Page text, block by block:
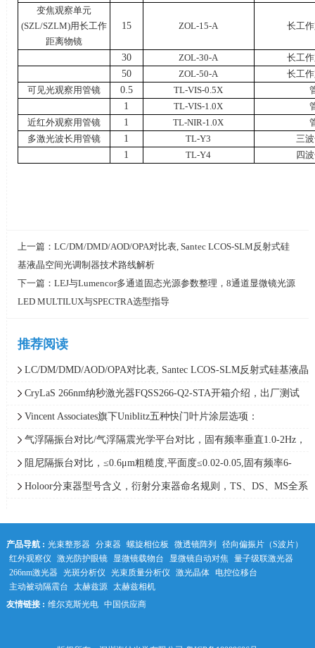
变焦观察单元
(SZL/SZLM)用长工作
距离物镜
15 ZOL-15-A 长工
30 ZOL-30-A
长工
50
ZOL-50-A
长工
可见光观察用管镜
0.5 TL-VIS-0.5X
1
TL-VIS-1.0X
近红外观察用管镜
1 TL-NIR-1.0X
多激光波长用管镜
1 TL-Y3
三
1
TL-Y4 四
上一篇： LC/DM/DMD/AOD/OPA对比表, Santec LCOS-SLM反射式硅
基液晶空间光调制器技术路线解析
下一篇： LEJ与Lumencor多通道固态光源参数整理，8通道显微镜光源
LED MULTILUX与SPECTRA选型指导
推荐阅读
LC/DM/DMD/AOD/OPA对比表, Santec LCOS-SLM反射式硅基液晶
空间光调制器技术路线解析
CryLaS 266nm纳秒激光器FQSS266-Q2-STA开箱介绍，出厂测试
报告、现场交付验收
Vincent Associates旗下Uniblitz五种快门叶片涂层选项：
T/Z/ZM/C/P，涵盖吸收、高反等解决方案
气浮隔振台对比/气浮隔震光学平台对比，固有频率垂直1.0-2Hz，
水平1.0-1.7Hz，隔振效率高达98%
阻尼隔振台对比，≤0.6μm粗糙度,平面度≤0.02-0.05,固有频率6-
10Hz/4-8Hz等阻尼隔振光学平台参数
Holoor分束器型号含义，衍射分束器命名规则，TS、DS、MS全系
产品导航 : 光束整形器 分束器 螺旋相位板 微透镜阵列
径向偏振片（S波片）
红外观察仪
激光防护眼镜 显微镜载物台 显微镜自动对焦 量子级联激光器
266nm激光器 光斑分析仪 光束质量分析仪 激光晶体
电控位移台
主动被动隔震台
太赫兹源 太赫兹相机
友情链接 : 维尔克斯光电 中国供应商